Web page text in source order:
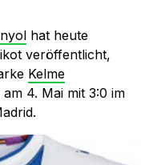
hat heute
veröffentlicht,
Kelme
4. Mai mit 3:0 im